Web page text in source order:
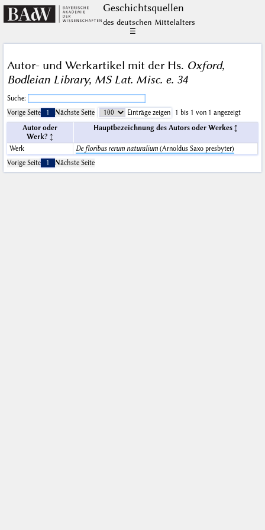
Geschichts­quellen
des deutschen Mittelalters
☰
Autor- und Werkartikel mit der Hs. Oxford,
Bodleian Library, MS Lat. Misc. e. 34
Suche:
Vorige Seite
1 Nächste Seite Einträge zeigen
1 bis 1 von 1 angezeigt
Autor oder
Werk?
Hauptbezeichnung des Autors oder Werkes
Werk De floribus rerum naturalium(Arnoldus Saxo presbyter)
Vorige Seite
1 Nächste Seite